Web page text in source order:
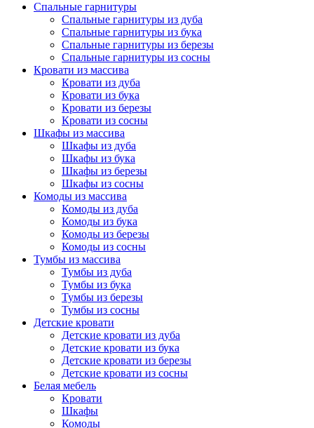
Спальные гарнитуры
Спальные гарнитуры из дуба
Спальные гарнитуры из бука
Спальные гарнитуры из березы
Спальные гарнитуры из сосны
Кровати из массива
Кровати из дуба
Кровати из бука
Кровати из березы
Кровати из сосны
Шкафы из массива
Шкафы из дуба
Шкафы из бука
Шкафы из березы
Шкафы из сосны
Комоды из массива
Комоды из дуба
Комоды из бука
Комоды из березы
Комоды из сосны
Тумбы из массива
Тумбы из дуба
Тумбы из бука
Тумбы из березы
Тумбы из сосны
Детские кровати
Детские кровати из дуба
Детские кровати из бука
Детские кровати из березы
Детские кровати из сосны
Белая мебель
Кровати
Шкафы
Комоды